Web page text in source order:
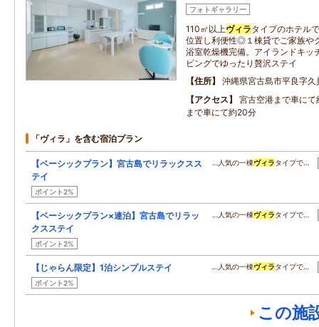
フォトギャラリー
110㎡以上ヴィラタイプのホテル
位置し利便性◎１棟貸でご家族や
浴室乾燥機完備。アイランドキッ
ビングでゆったり贅沢ステイ
住所
沖縄県宮古島市平良字久
アクセス
宮古空港まで車に
まで車にて約20分
「ヴィラ」を含む宿泊プラン
【ベーシックプラン】宮古島でリラックスス
テイ
ポイント2%
…人気の一棟ヴィラタイプで…
【ベーシックプラン×連泊】宮古島でリラッ
クスステイ
ポイント2%
…人気の一棟ヴィラタイプで…
【じゃらん限定】1泊シンプルステイ
ポイント2%
…人気の一棟ヴィラタイプで…
この施